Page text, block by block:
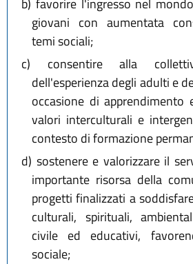
b) favorire l'ingresso nel
giovani con aumentata
temi sociali;
c) consentire alla
dell'esperienza degli adulti e
occasione di apprendimento
valori interculturali e
contesto di formazione
d) sostenere e valorizzare il
importante risorsa della
progetti finalizzati a
culturali, spirituali,
civile ed educativi,
sociale;